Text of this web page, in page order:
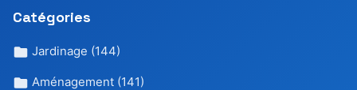
Catégories
Jardinage (144)
Aménagement (141)